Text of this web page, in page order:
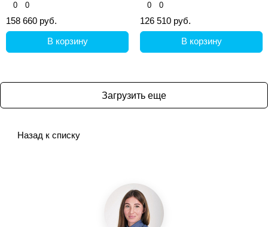
0 0
158 660 руб.
В корзину
0 0
126 510 руб.
В корзину
Загрузить еще
Назад к списку